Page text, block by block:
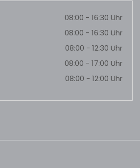
08:00 - 16:30 Uhr
08:00 - 16:30 Uhr
08:00 - 12:30 Uhr
08:00 - 17:00 Uhr
08:00 - 12:00 Uhr